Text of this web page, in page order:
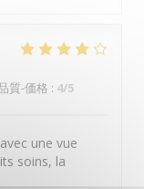
質-価格 : 4/5
une vue
soins, la